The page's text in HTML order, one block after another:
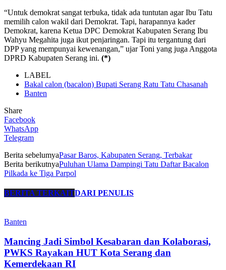
“Untuk demokrat sangat terbuka, tidak ada tuntutan agar Ibu Tatu
memilih calon wakil dari Demokrat. Tapi, harapannya kader
Demokrat, karena Ketua DPC Demokrat Kabupaten Serang Ibu
Wahyu Megahita juga ikut penjaringan. Tapi itu tergantung dari
DPP yang mempunyai kewenangan,” ujar Toni yang juga Anggota
DPRD Kabupaten Serang ini. (*)
LABEL
Bakal calon (bacalon) Bupati Serang Ratu Tatu Chasanah
Banten
Share
Facebook
WhatsApp
Telegram
Berita sebelumyaPasar Baros, Kabupaten Serang, Terbakar
Berita berikutnyaPuluhan Ulama Dampingi Tatu Daftar Bacalon
Pilkada ke Tiga Parpol
BERITA TERKAITDARI PENULIS
Banten
Mancing Jadi Simbol Kesabaran dan Kolaborasi,
PWKS Rayakan HUT Kota Serang dan
Kemerdekaan RI